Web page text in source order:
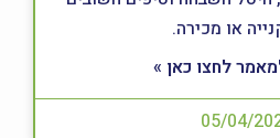
או מכירה.
לחצו כאן »
05/04/